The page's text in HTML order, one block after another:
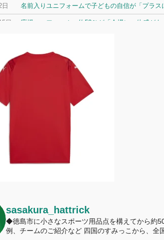
名前入りユニフォームで子どもの自信が「プラ
日 応援ユニフォーム、約53％が「会場に一体感が
sasakura_hattrick
◆徳島市に小さなスポーツ用品点を構えてから約
例、チームのご紹介など 四国のすみっこから、全